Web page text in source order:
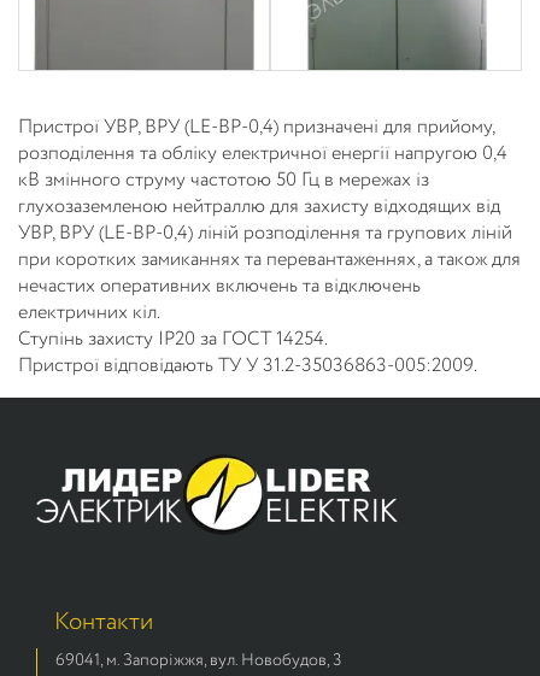
Пристрої УВР, ВРУ (LE-ВР-0,4) призначені для прийому,
розподілення та обліку електричної енергії напругою 0,4
кВ змінного струму частотою 50 Гц в мережах із
глухозаземленою нейтраллю для захисту відходящих від
УВР, ВРУ (LE-ВР-0,4) ліній розподілення та групових ліній
при коротких замиканнях та перевантаженнях, а також для
нечастих оперативних включень та відключень
електричних кіл.
Ступінь захисту IP20 за ГОСТ 14254.
Пристрої відповідають ТУ У 31.2-35036863-005:2009.
Контакти
69041, м. Запоріжжя, вул. Новобудов, 3